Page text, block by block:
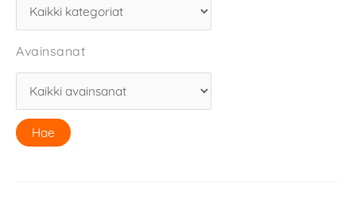
Avainsanat